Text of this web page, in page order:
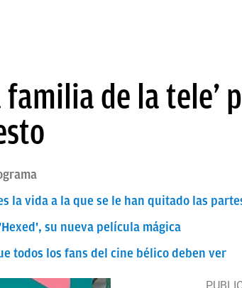
familia de la tele’
la vida a la que se le han quitado las
su nueva película mágica
todos los fans del cine bélico deben ver